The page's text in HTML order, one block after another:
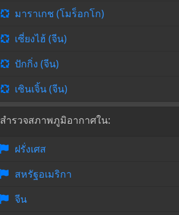
มาราเกช (โมร็อกโก)
เซี่ยงไฮ้ (จีน)
ปักกิ่ง (จีน)
เซินเจิ้น (จีน)
สำรวจสภาพภูมิอากาศใน:
ฝรั่งเศส
สหรัฐอเมริกา
จีน